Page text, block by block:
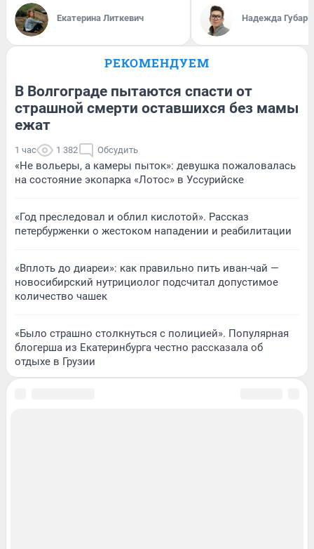
Екатерина Литкевич Надежда Губарь
РЕКОМЕНДУЕМ
В Волгограде пытаются спасти от
страшной смерти оставшихся без мамы
ежат
1 час 1 382 Обсудить
«Не вольеры, а камеры пыток»: девушка пожаловалась
на состояние экопарка «Лотос» в Уссурийске
«Год преследовал и облил кислотой». Рассказ
петербурженки о жестоком нападении и реабилитации
«Вплоть до диареи»: как правильно пить иван-чай —
новосибирский нутрициолог подсчитал допустимое
количество чашек
«Было страшно столкнуться с полицией». Популярная
блогерша из Екатеринбурга честно рассказала об
отдыхе в Грузии